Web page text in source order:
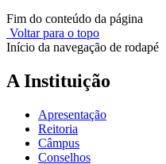
Fim do conteúdo da página
Voltar para o topo
Início da navegação de rodapé
A Instituição
Apresentação
Reitoria
Câmpus
Conselhos